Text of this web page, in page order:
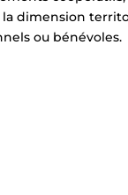
la dimension
ou bénévoles.